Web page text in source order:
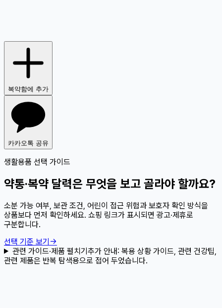
복약함에 추가
카카오톡 공유
생활용품 선택 가이드
약통·복약 달력은 무엇을 보고 골라야 할까요?
소분 가능 여부, 보관 조건, 어린이 접근 위험과 보호자 확인 방식을
상품보다 먼저 확인하세요. 쇼핑 링크가 표시되면 광고·제휴로
구분합니다.
선택 기준 보기 →
관련 가이드·제품 펼치기추가 안내: 복용 상황 가이드, 관련 건강팁,
관련 제품은 반복 탐색용으로 접어 두었습니다.